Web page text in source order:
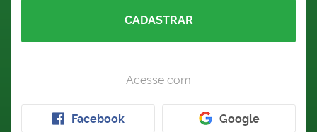
CADASTRAR
Acesse com
Facebook Google